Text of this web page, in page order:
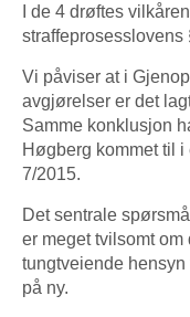
I de 4 drøftes
straffeprosesslovens
Vi påviser at i
avgjørelser er det
Samme konklusjon
Høgberg kommet til
7/2015.
Det sentrale
er meget tvilsomt
tungtveiende
på ny.